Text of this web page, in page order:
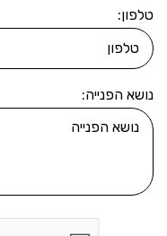
טלפון:
נושא הפנייה: